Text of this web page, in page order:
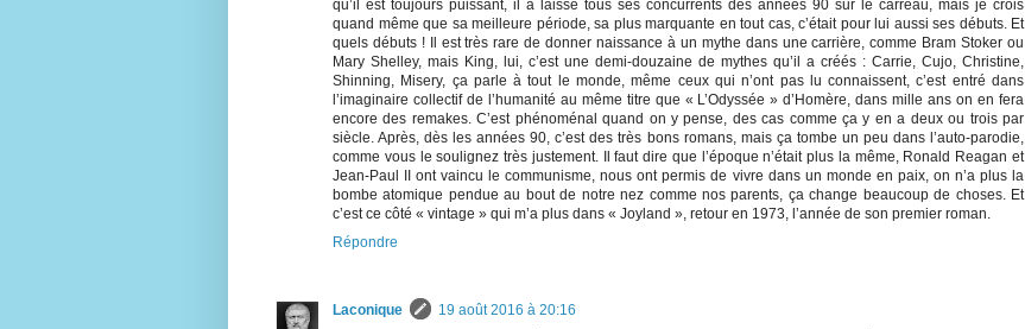
qu’il est toujours puissant, il a laissé tous ses concurrents des années 90 sur le carreau, mais je crois
quand même que sa meilleure période, sa plus marquante en tout cas, c’était pour lui aussi ses débuts. Et
quels débuts ! Il est très rare de donner naissance à un mythe dans une carrière, comme Bram Stoker ou
Mary Shelley, mais King, lui, c’est une demi-douzaine de mythes qu’il a créés : Carrie, Cujo, Christine,
Shinning, Misery, ça parle à tout le monde, même ceux qui n’ont pas lu connaissent, c’est entré dans
l’imaginaire collectif de l’humanité au même titre que « L’Odyssée » d’Homère, dans mille ans on en fera
encore des remakes. C’est phénoménal quand on y pense, des cas comme ça y en a deux ou trois par
siècle. Après, dès les années 90, c’est des très bons romans, mais ça tombe un peu dans l’auto-parodie,
comme vous le soulignez très justement. Il faut dire que l’époque n’était plus la même, Ronald Reagan et
Jean-Paul II ont vaincu le communisme, nous ont permis de vivre dans un monde en paix, on n’a plus la
bombe atomique pendue au bout de notre nez comme nos parents, ça change beaucoup de choses. Et
c’est ce côté « vintage » qui m’a plus dans « Joyland », retour en 1973, l’année de son premier roman.
Répondre
Laconique
19 août 2016 à 20:16